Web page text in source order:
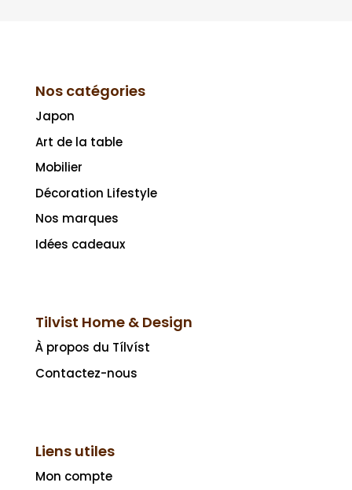
Nos catégories
Japon
Art de la table
Mobilier
Décoration Lifestyle
Nos marques
Idées cadeaux
Tilvist Home & Design
À propos du Tílvíst
Contactez-nous
Liens utiles
Mon compte